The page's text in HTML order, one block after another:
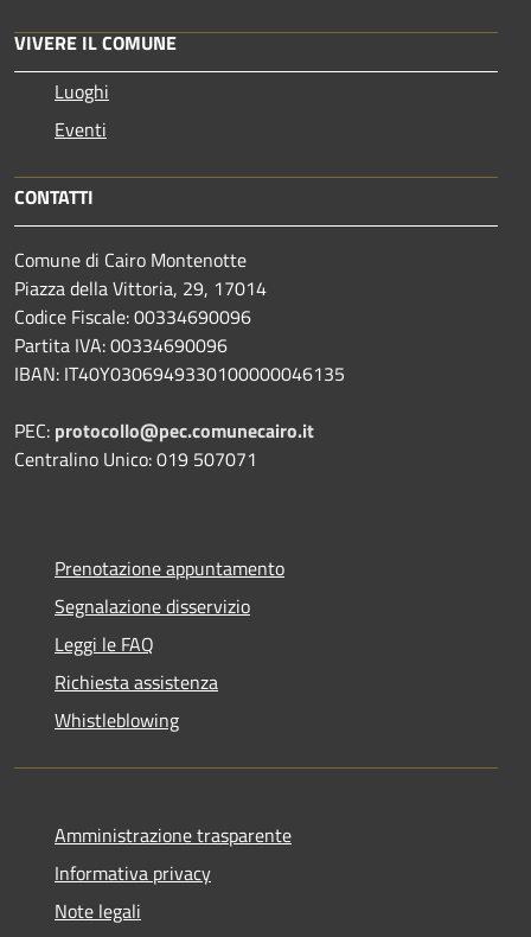
VIVERE IL COMUNE
Luoghi
Eventi
CONTATTI
Comune di Cairo Montenotte
Piazza della Vittoria, 29, 17014
Codice Fiscale: 00334690096
Partita IVA: 00334690096
IBAN: IT40Y0306949330100000046135
PEC: protocollo@pec.comunecairo.it
Centralino Unico: 019 507071
Prenotazione appuntamento
Segnalazione disservizio
Leggi le FAQ
Richiesta assistenza
Whistleblowing
Amministrazione trasparente
Informativa privacy
Note legali